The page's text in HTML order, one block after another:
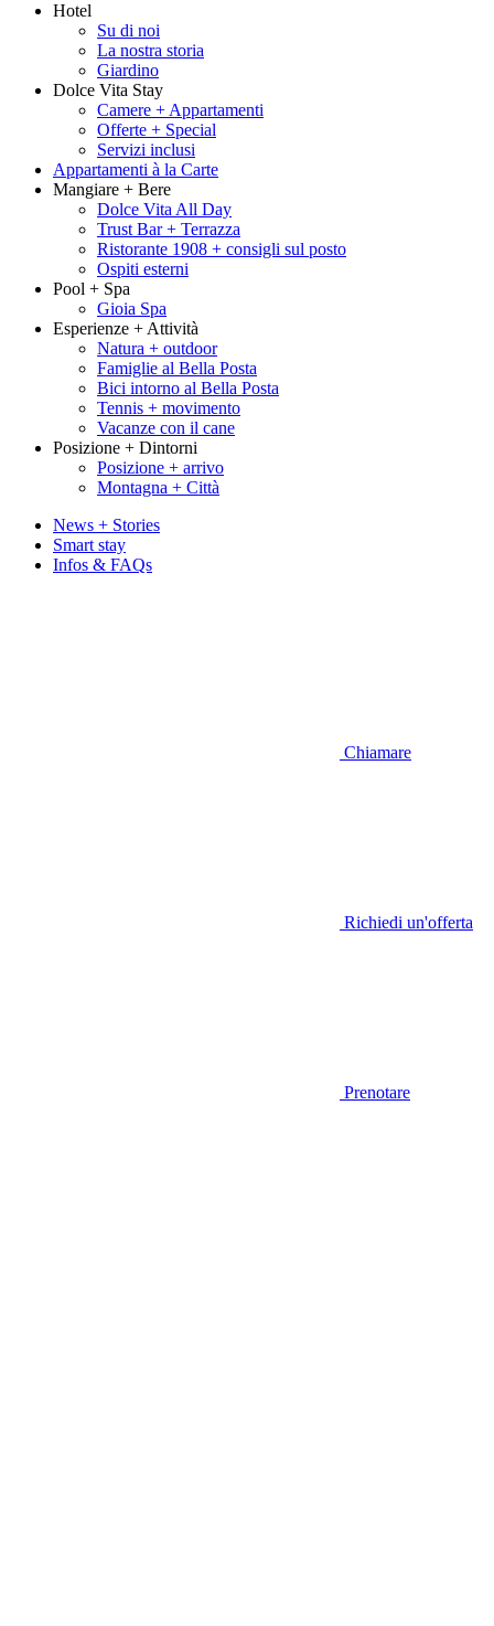
Hotel
Su di noi
La nostra storia
Giardino
Dolce Vita Stay
Camere + Appartamenti
Offerte + Special
Servizi inclusi
Appartamenti à la Carte
Mangiare + Bere
Dolce Vita All Day
Trust Bar + Terrazza
Ristorante 1908 + consigli sul posto
Ospiti esterni
Pool + Spa
Gioia Spa
Esperienze + Attività
Natura + outdoor
Famiglie al Bella Posta
Bici intorno al Bella Posta
Tennis + movimento
Vacanze con il cane
Posizione + Dintorni
Posizione + arrivo
Montagna + Città
News + Stories
Smart stay
Infos & FAQs
Chiamare
Richiedi un'offerta
Prenotare